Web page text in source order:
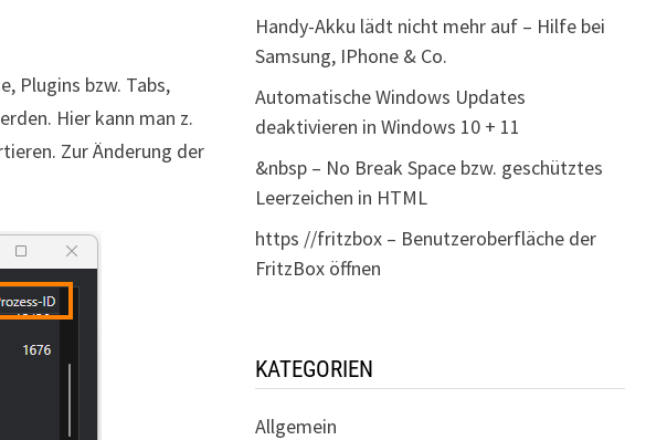
Plugins bzw. Tabs,
Hier kann man z.
Zur Änderung der
Handy-Akku lädt nicht mehr auf – Hilfe bei
Samsung, IPhone & Co.
Automatische Windows Updates
deaktivieren in Windows 10 + 11
&nbsp – No Break Space bzw. geschütztes
Leerzeichen in HTML
https //fritzbox – Benutzeroberfläche der
FritzBox öffnen
KATEGORIEN
Allgemein